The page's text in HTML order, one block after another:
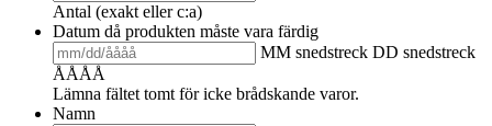
Antal (exakt eller c:a)
Datum då produkten måste vara färdig
MM snedstreck DD snedstreck
ÅÅÅÅ
Lämna fältet tomt för icke brådskande varor.
Namn